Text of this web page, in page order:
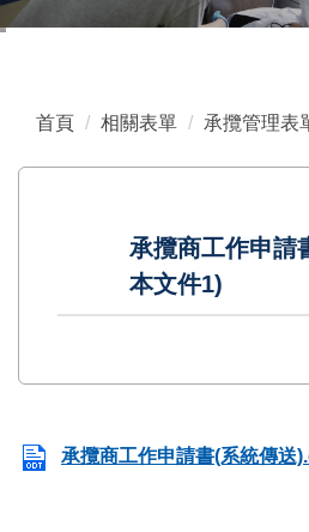
首頁 相關表單 承攬管理表
承攬商工作申請
本文件1)
承攬商工作申請書(系統傳送